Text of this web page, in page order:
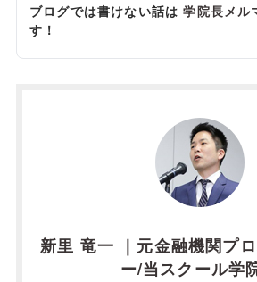
ブログでは書けない話は学院長メル
す！
新里 竜一 ｜元金融機関プ
ー/当スクール学